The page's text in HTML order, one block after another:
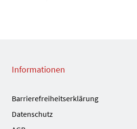
Informationen
Barrierefreiheitserklärung
Datenschutz